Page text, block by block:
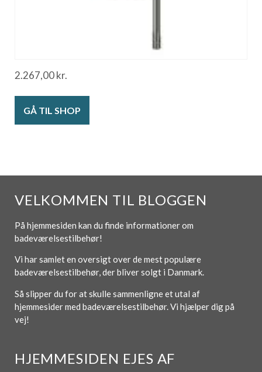
2.267,00kr.
GÅ TIL SHOP
VELKOMMEN TIL BLOGGEN
På hjemmesiden kan du finde informationer om
badeværelsestilbehør!
Vi har samlet en oversigt over de mest populære
badeværelsestilbehør, der bliver solgt i Danmark.
Så slipper du for at skulle sammenligne et utal af
hjemmesider med badeværelsestilbehør. Vi hjælper dig på
vej!
HJEMMESIDEN EJES AF